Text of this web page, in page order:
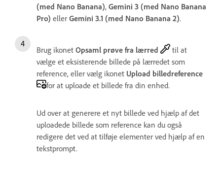
(med Nano Banana), Gemini 3 (med Nano Banana
Pro) eller Gemini 3.1 (med Nano Banana 2).
Brug ikonet Opsaml prøve fra lærred
til at
vælge et eksisterende billede på lærredet som
reference, eller vælg ikonet Upload billedreference
for at uploade et billede fra din enhed.
Ud over at generere et nyt billede ved hjælp af det
uploadede billede som reference kan du også
redigere det ved at tilføje elementer ved hjælp af en
tekstprompt.